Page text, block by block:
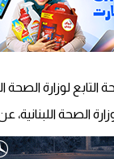
الصحة العامة اللبنانية،
وإصابة 5 آخرين جراء قصف طيران الاحتلال